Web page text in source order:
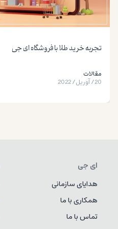
تجربه خرید طلا با فروشگاه ای جی
مقالات
20
/آوریل/
2022
ای جی
هدایای سازمانی
همکاری با ما
تماس با ما